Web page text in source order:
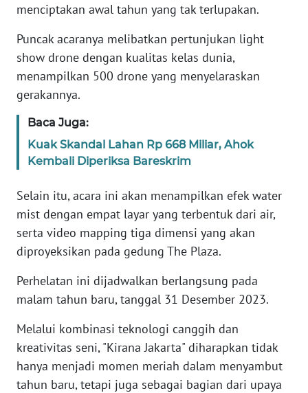
menciptakan awal tahun yang tak terlupakan.
Puncak acaranya melibatkan pertunjukan light
show drone dengan kualitas kelas dunia,
menampilkan 500 drone yang menyelaraskan
gerakannya.
Baca Juga:
Kuak Skandal Lahan Rp 668 Miliar, Ahok
Kembali Diperiksa Bareskrim
Selain itu, acara ini akan menampilkan efek water
mist dengan empat layar yang terbentuk dari air,
serta video mapping tiga dimensi yang akan
diproyeksikan pada gedung The Plaza.
Perhelatan ini dijadwalkan berlangsung pada
malam tahun baru, tanggal 31 Desember 2023.
Melalui kombinasi teknologi canggih dan
kreativitas seni, "Kirana Jakarta" diharapkan tidak
hanya menjadi momen meriah dalam menyambut
tahun baru, tetapi juga sebagai bagian dari upaya
SUMUT
WN
JAKARTA
WN
WN
BANTEN
WN
NTT
WN
KEPRI
WN
WN
PAPUA
BARAT